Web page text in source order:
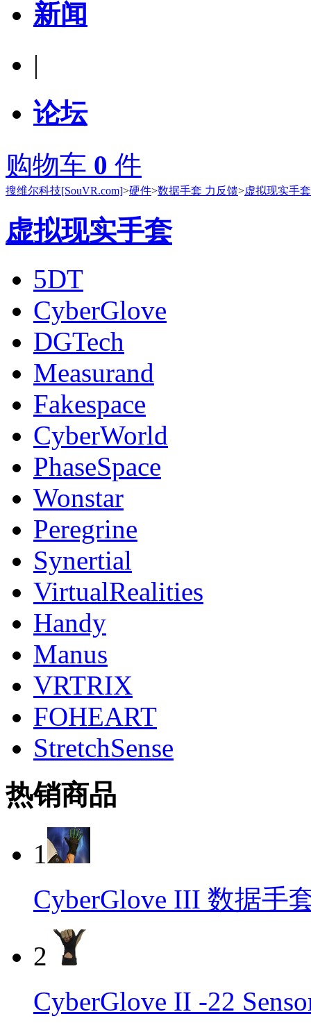
新闻
|
论坛
购物车 0 件
搜维尔科技[SouVR.com]>硬件>数据手套 力反馈>虚拟现实手套
虚拟现实手套
5DT
CyberGlove
DGTech
Measurand
Fakespace
CyberWorld
PhaseSpace
Wonstar
Peregrine
Synertial
VirtualRealities
Handy
Manus
VRTRIX
FOHEART
StretchSense
热销商品
1
CyberGlove III 数据手
2
CyberGlove II -22